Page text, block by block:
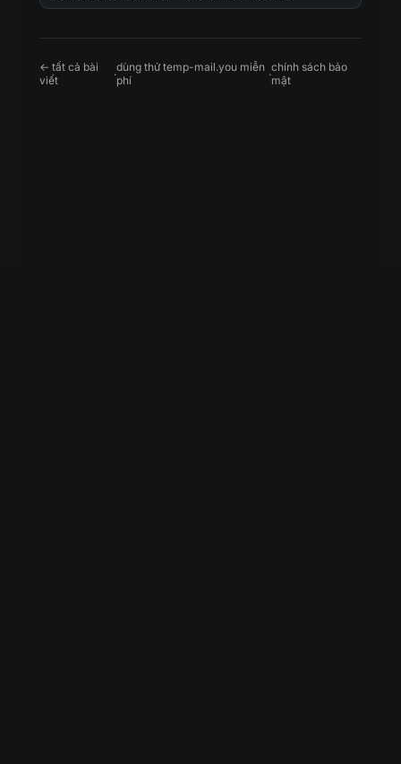
← tất cả bài
viết
·dùng thử temp-mail.you miễn
phí
·chính sách bảo
mật